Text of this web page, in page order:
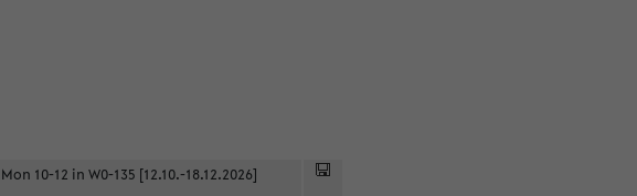
Mon 10-12 in W0-135 [12.10.-18.12.2026]